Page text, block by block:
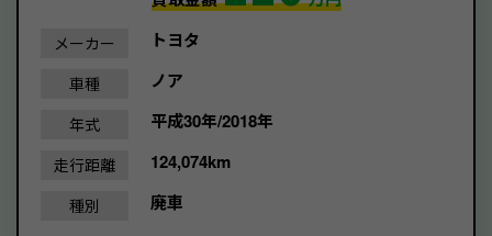
メーカー トヨタ
車種 ノア
年式 平成30年/2018年
走行距離 124,074km
種別 廃車